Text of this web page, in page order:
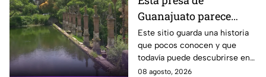
Guanajuato parece
haberse quedado
atrapada en el tiempo;
¿cuál es?
Este sitio guarda una historia
que pocos conocen y que
todavía puede descubrirse en
Guanajuato.
08 agosto, 2026